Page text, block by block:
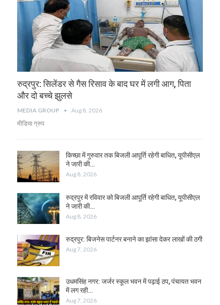
रुद्रपुर: सिलेंडर से गैस रिसाव के बाद घर में लगी आग, पिता
और दो बच्चे झुलसे
MEDIA GROUP Aug 8, 2026
मीडिया ग्रुप
किच्छा में गुरुवार तक बिजली आपूर्ति रहेगी बाधित, यूपीसीएल
ने जारी की…
Aug 8, 2026
रुद्रपुर में रविवार को बिजली आपूर्ति रहेगी बाधित, यूपीसीएल
ने जारी की…
Aug 8, 2026
रुद्रपुर: बिजनेस पार्टनर बनाने का झांसा देकर लाखों की ठगी
Aug 7, 2026
उधमसिंह नगर: जर्जर स्कूल भवन में पढ़ाई ठप, पंचायत भवन
में लग रही…
Aug 7, 2026